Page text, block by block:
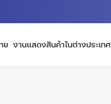
ย งานแสดงสินค้าในต่างประเทศ